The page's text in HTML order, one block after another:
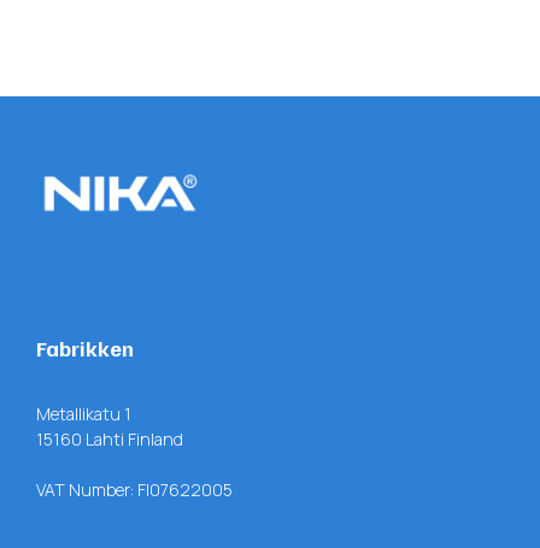
Fabrikken
Metallikatu 1
15160 Lahti Finland
VAT Number: FI07622005